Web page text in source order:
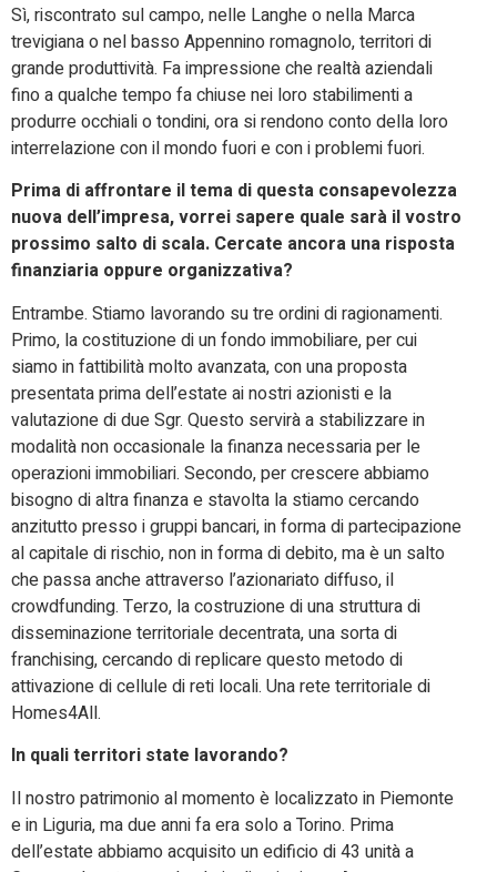
Sì, riscontrato sul campo, nelle Langhe o nella Marca
trevigiana o nel basso Appennino romagnolo, territori di
grande produttività. Fa impressione che realtà aziendali
fino a qualche tempo fa chiuse nei loro stabilimenti a
produrre occhiali o tondini, ora si rendono conto della loro
interrelazione con il mondo fuori e con i problemi fuori.
Prima di affrontare il tema di questa consapevolezza
nuova dell’impresa, vorrei sapere quale sarà il vostro
prossimo salto di scala. Cercate ancora una risposta
finanziaria oppure organizzativa?
Entrambe. Stiamo lavorando su tre ordini di ragionamenti.
Primo, la costituzione di un fondo immobiliare, per cui
siamo in fattibilità molto avanzata, con una proposta
presentata prima dell’estate ai nostri azionisti e la
valutazione di due Sgr. Questo servirà a stabilizzare in
modalità non occasionale la finanza necessaria per le
operazioni immobiliari. Secondo, per crescere abbiamo
bisogno di altra finanza e stavolta la stiamo cercando
anzitutto presso i gruppi bancari, in forma di partecipazione
al capitale di rischio, non in forma di debito, ma è un salto
che passa anche attraverso l’azionariato diffuso, il
crowdfunding. Terzo, la costruzione di una struttura di
disseminazione territoriale decentrata, una sorta di
franchising, cercando di replicare questo metodo di
attivazione di cellule di reti locali. Una rete territoriale di
Homes4All.
In quali territori state lavorando?
Il nostro patrimonio al momento è localizzato in Piemonte
e in Liguria, ma due anni fa era solo a Torino. Prima
dell’estate abbiamo acquisito un edificio di 43 unità a